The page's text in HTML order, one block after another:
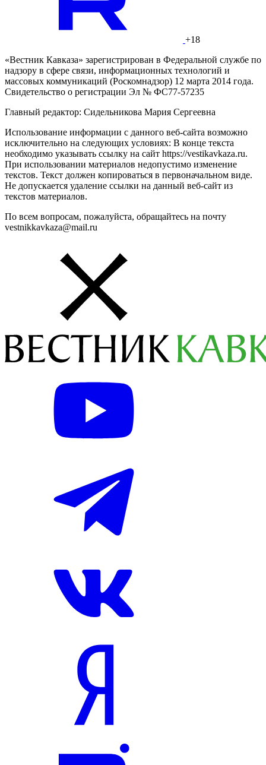
+18
«Вестник Кавказа» зарегистрирован в Федеральной службе по
надзору в сфере связи, информационных технологий и
массовых коммуникаций (Роскомнадзор) 12 марта 2014 года.
Свидетельство о регистрации Эл № ФС77-57235
Главный редактор: Сидельникова Мария Сергеевна
Использование информации с данного веб-сайта возможно
исключительно на следующих условиях: В конце текста
необходимо указывать ссылку на сайт https://vestikavkaza.ru.
При использовании материалов недопустимо изменение
текстов. Текст должен копироваться в первоначальном виде.
Не допускается удаление ссылки на данный веб-сайт из
текстов материалов.
По всем вопросам, пожалуйста, обращайтесь на почту
vestnikkavkaza@mail.ru